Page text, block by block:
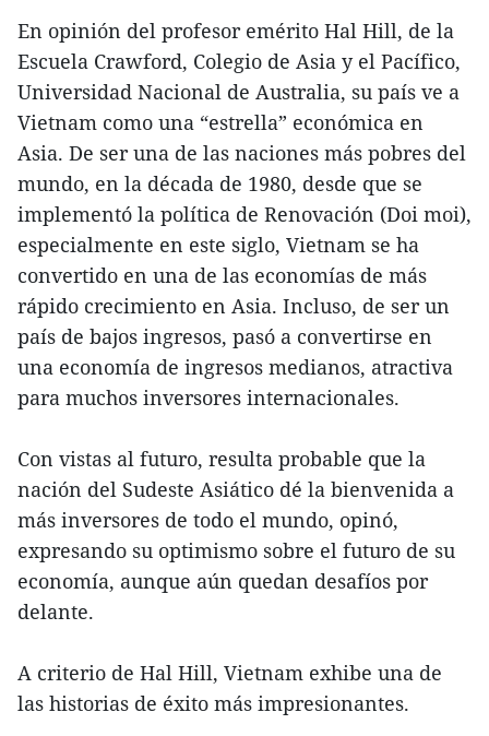
En opinión del profesor emérito Hal Hill, de la
Escuela Crawford, Colegio de Asia y el Pacífico,
Universidad Nacional de Australia, su país ve a
Vietnam como una “estrella” económica en
Asia. De ser una de las naciones más pobres del
mundo, en la década de 1980, desde que se
implementó la política de Renovación (Doi moi),
especialmente en este siglo, Vietnam se ha
convertido en una de las economías de más
rápido crecimiento en Asia. Incluso, de ser un
país de bajos ingresos, pasó a convertirse en
una economía de ingresos medianos, atractiva
para muchos inversores internacionales.
Con vistas al futuro, resulta probable que la
nación del Sudeste Asiático dé la bienvenida a
más inversores de todo el mundo, opinó,
expresando su optimismo sobre el futuro de su
economía, aunque aún quedan desafíos por
delante.
A criterio de Hal Hill, Vietnam exhibe una de
las historias de éxito más impresionantes.